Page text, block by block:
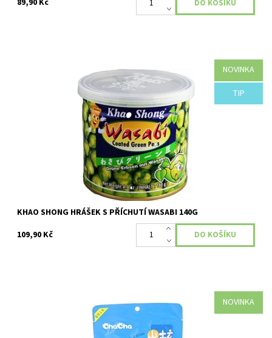
89,90 Kč
NOVINKA
TIP
Výtečná zdravá pochoutka pro všechny.
Skladem
KHAO SHONG HRÁŠEK S PŘÍCHUTÍ WASABI 140G
109,90 Kč
NOVINKA
Skladem